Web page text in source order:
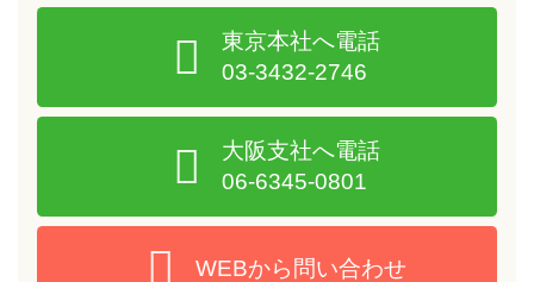
東京本社へ電話
03-3432-2746
大阪支社へ電話
06-6345-0801
WEBから問い合わせ